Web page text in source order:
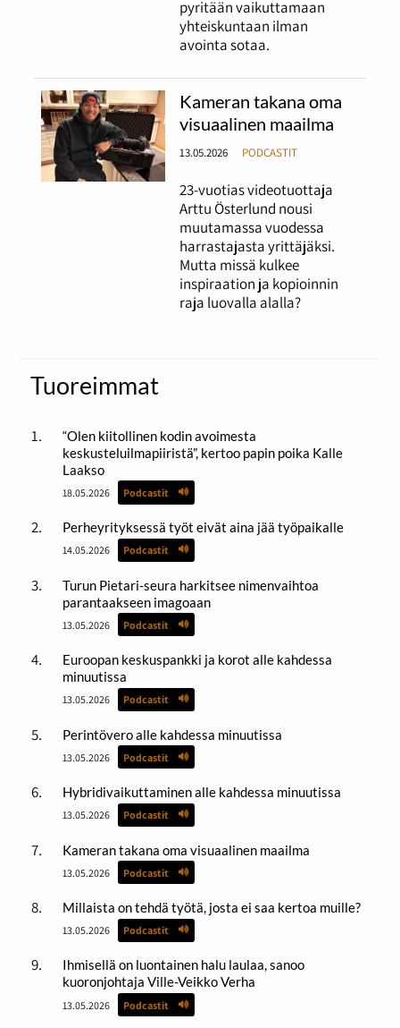
pyritään vaikuttamaan
yhteiskuntaan ilman
avointa sotaa.
Kameran takana oma
visuaalinen maailma
13.05.2026 PODCASTIT
23-vuotias videotuottaja
Arttu Österlund nousi
muutamassa vuodessa
harrastajasta yrittäjäksi.
Mutta missä kulkee
inspiraation ja kopioinnin
raja luovalla alalla?
Tuoreimmat
“Olen kiitollinen kodin avoimesta
keskusteluilmapiiristä”, kertoo papin poika Kalle
Laakso
18.05.2026 Podcastit
Perheyrityksessä työt eivät aina jää työpaikalle
14.05.2026 Podcastit
Turun Pietari-seura harkitsee nimenvaihtoa
parantaakseen imagoaan
13.05.2026 Podcastit
Euroopan keskuspankki ja korot alle kahdessa
minuutissa
13.05.2026 Podcastit
Perintövero alle kahdessa minuutissa
13.05.2026 Podcastit
Hybridivaikuttaminen alle kahdessa minuutissa
13.05.2026 Podcastit
Kameran takana oma visuaalinen maailma
13.05.2026 Podcastit
Millaista on tehdä työtä, josta ei saa kertoa muille?
13.05.2026 Podcastit
Ihmisellä on luontainen halu laulaa, sanoo
kuoronjohtaja Ville-Veikko Verha
13.05.2026 Podcastit